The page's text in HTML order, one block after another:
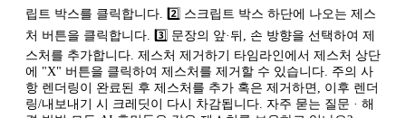
립트 박스를 클릭합니다. 2️⃣ 스크립트 박스 하단에 나오는 제스
처 버튼을 클릭합니다. 3️⃣ 문장의 앞·뒤, 손 방향을 선택하여 제
스처를 추가합니다. 제스처 제거하기 타임라인에서 제스처 상단
에 "X" 버튼을 클릭하여 제스처를 제거할 수 있습니다. 주의 사
항 렌더링이 완료된 후 제스처를 추가 혹은 제거하면, 이후 렌더
링/내보내기 시 크레딧이 다시 차감됩니다. 자주 묻는 질문 · 해